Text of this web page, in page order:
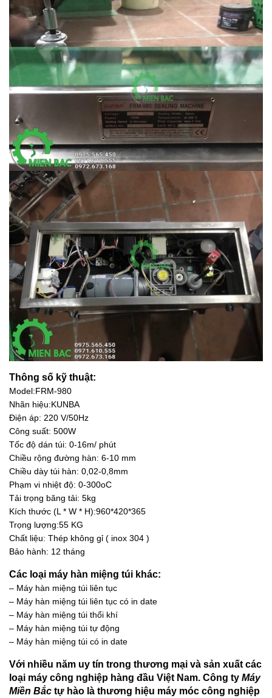
Thông số kỹ thuật:
Model:FRM-980
Nhãn hiệu:KUNBA
Điện áp: 220 V/50Hz
Công suất: 500W
Tốc độ dán túi: 0-16m/ phút
Chiều rộng đường hàn: 6-10 mm
Chiều dày túi hàn: 0,02-0,8mm
Phạm vi nhiệt độ: 0-300oC
Tải trọng băng tải: 5kg
Kích thước (L * W * H):960*420*365
Trọng lượng:55 KG
Chất liệu: Thép không gỉ ( inox 304 )
Bảo hành: 12 tháng
Các loại máy hàn miệng túi khác:
– Máy hàn miệng túi liên tục
– Máy hàn miệng túi liên tục có in date
– Máy hàn miệng túi thổi khí
– Máy hàn miệng túi tự động
– Máy hàn miệng túi có in date
Với nhiều năm uy tín trong thương mại và sản xuất các
loại máy công nghiệp hàng đầu Việt Nam. Công ty Máy
Miền Bắc tự hào là thương hiệu máy móc công nghiệp